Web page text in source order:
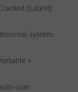
[Latest]
system
+
user